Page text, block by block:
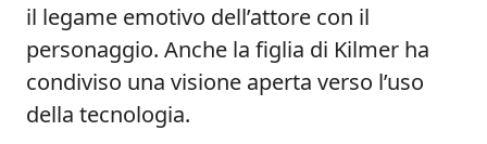
il legame emotivo dell’attore con il
personaggio. Anche la figlia di Kilmer ha
condiviso una visione aperta verso l’uso
della tecnologia.